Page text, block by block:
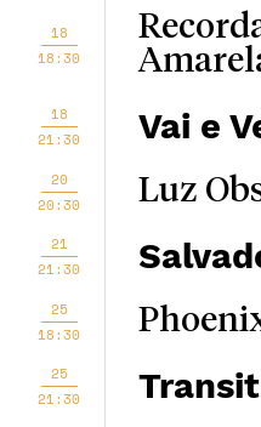
18
18:30
18
21:30
Vai e
20
20:30
Luz
21
21:30
25
18:30
25
21:30
Transit